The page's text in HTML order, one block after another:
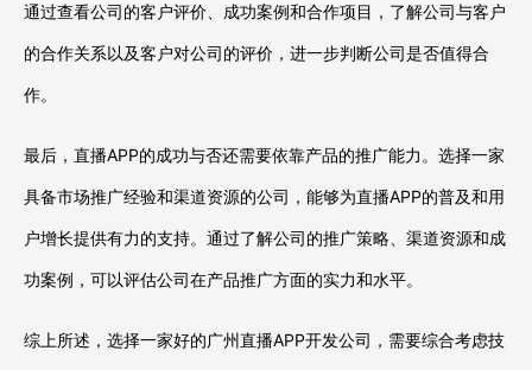
通过查看公司的客户评价、成功案例和合作项目，了解公司与客户
的合作关系以及客户对公司的评价，进一步判断公司是否值得合
作。
最后，直播APP的成功与否还需要依靠产品的推广能力。选择一家
具备市场推广经验和渠道资源的公司，能够为直播APP的普及和用
户增长提供有力的支持。通过了解公司的推广策略、渠道资源和成
功案例，可以评估公司在产品推广方面的实力和水平。
综上所述，选择一家好的广州直播APP开发公司，需要综合考虑技